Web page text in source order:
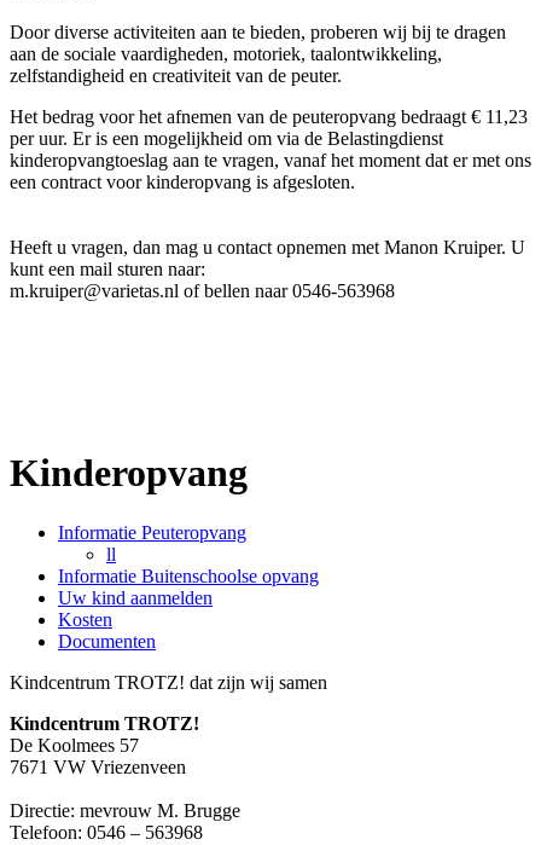
Door diverse activiteiten aan te bieden, proberen wij bij te dragen
aan de sociale vaardigheden, motoriek, taalontwikkeling,
zelfstandigheid en creativiteit van de peuter.
Het bedrag voor het afnemen van de peuteropvang bedraagt € 11,23
per uur. Er is een mogelijkheid om via de Belastingdienst
kinderopvangtoeslag aan te vragen, vanaf het moment dat er met ons
een contract voor kinderopvang is afgesloten.
Heeft u vragen, dan mag u contact opnemen met Manon Kruiper. U
kunt een mail sturen naar:
m.kruiper@varietas.nl of bellen naar 0546-563968
Kinderopvang
Informatie Peuteropvang
ll
Informatie Buitenschoolse opvang
Uw kind aanmelden
Kosten
Documenten
Kindcentrum TROTZ! dat zijn wij samen
Kindcentrum TROTZ!
De Koolmees 57
7671 VW Vriezenveen
Directie: mevrouw M. Brugge
Telefoon: 0546 – 563968